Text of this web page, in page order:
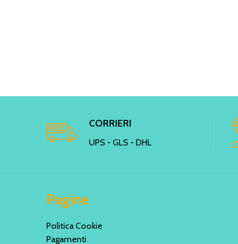
CORRIERI
UPS - GLS - DHL
Pagine
Politica Cookie
Pagamenti